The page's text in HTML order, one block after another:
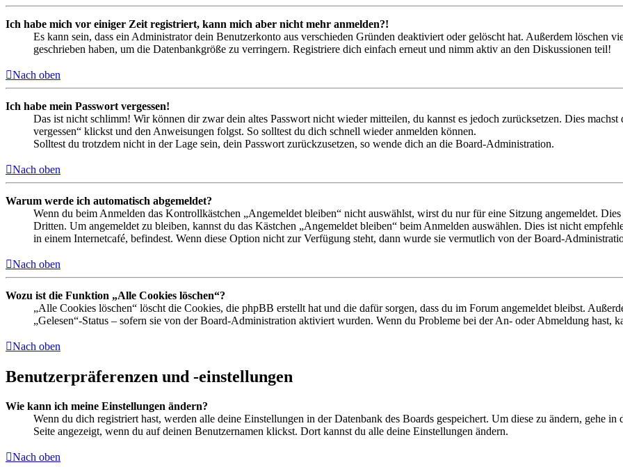
Ich habe mich vor einiger Zeit registriert, kann mich aber nicht mehr anmelden?!
Es kann sein, dass ein Administrator dein Benutzerkonto aus verschieden Gründen deaktiviert oder gelöscht hat. Außerdem löschen
geschrieben haben, um die Datenbankgröße zu verringern. Registriere dich einfach erneut und nimm aktiv an den Diskussionen teil!
Nach oben
Ich habe mein Passwort vergessen!
Das ist nicht schlimm! Wir können dir zwar dein altes Passwort nicht wieder mitteilen, du kannst es jedoch zurücksetzen. Dies
vergessen“ klickst und den Anweisungen folgst. So solltest du dich schnell wieder anmelden können.
Solltest du trotzdem nicht in der Lage sein, dein Passwort zurückzusetzen, so wende dich an die Board-Administration.
Nach oben
Warum werde ich automatisch abgemeldet?
Wenn du beim Anmelden das Kontrollkästchen „Angemeldet bleiben“ nicht auswählst, wirst du nur für eine Sitzung angemeldet.
Dritten. Um angemeldet zu bleiben, kannst du das Kästchen „Angemeldet bleiben“ beim Anmelden auswählen. Dies ist nicht
in einem Internetcafé, befindest. Wenn diese Option nicht zur Verfügung steht, dann wurde sie vermutlich von der Board-
Nach oben
Wozu ist die Funktion „Alle Cookies löschen“?
„Alle Cookies löschen“ löscht die Cookies, die phpBB erstellt hat und die dafür sorgen, dass du im Forum angemeldet bleibst.
„Gelesen“-Status – sofern sie von der Board-Administration aktiviert wurden. Wenn du Probleme bei der An- oder Abmeldung hast,
Nach oben
Benutzerpräferenzen und -einstellungen
Wie kann ich meine Einstellungen ändern?
Wenn du dich registriert hast, werden alle deine Einstellungen in der Datenbank des Boards gespeichert. Um diese zu ändern, gehe
Seite angezeigt, wenn du auf deinen Benutzernamen klickst. Dort kannst du alle deine Einstellungen ändern.
Nach oben